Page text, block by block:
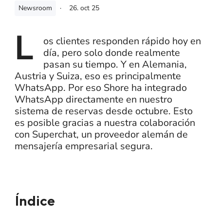
Newsroom · 26. oct 25
L
os clientes responden rápido hoy en
día, pero solo donde realmente
pasan su tiempo. Y en Alemania,
Austria y Suiza, eso es principalmente
WhatsApp. Por eso Shore ha integrado
WhatsApp directamente en nuestro
sistema de reservas desde octubre. Esto
es posible gracias a nuestra colaboración
con Superchat, un proveedor alemán de
mensajería empresarial segura.
Índice